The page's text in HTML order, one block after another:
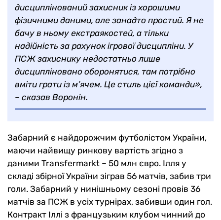
дисциплінований захисник із хорошими
фізичними даними, але занадто простий. Я не
бачу в ньому екстраякостей, а тільки
надійність за рахунок ігрової дисципліни. У
ПСЖ захиснику недостатньо лише
дисципліновано оборонятися, там потрібно
вміти грати із м’ячем. Це стиль цієї команди»,
– сказав Воронін.
Забарний є найдорожчим футболістом України,
маючи найвищу ринкову вартість згідно з
даними Transfermarkt – 50 млн євро. Ілля у
складі збірної України зіграв 56 матчів, забив три
голи. Забарний у нинішньому сезоні провів 36
матчів за ПСЖ в усіх турнірах, забивши один гол.
Контракт Іллі з французьким клубом чинний до